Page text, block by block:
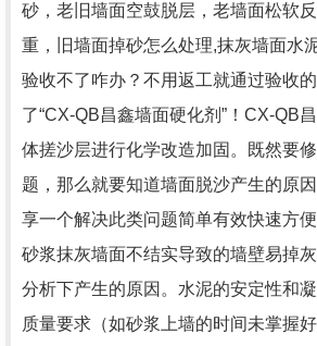
砂，老旧墙面空鼓脱层，老墙面松软
重，旧墙面掉砂怎么处理,抹灰墙面水
验收不了咋办？不用返工就通过验收
了“CX-QB昌鑫墙面硬化剂”！CX-QB
体搓沙层进行化学改造加固。既然要
题，那么就要知道墙面脱沙产生的原
享一个解决此类问题简单有效快速方
砂浆抹灰墙面不结实导致的墙壁易掉
分析下产生的原因。水泥的安定性和
质量要求（如砂浆上墙的时间未掌握好